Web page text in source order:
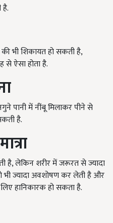
भी शिकायत हो सकती है,
ऐसा होता है.
पानी में नींबू मिलाकर पीने से
है.
है, लेकिन शरीर में जरूरत से ज्यादा
भी ज्यादा अवशोषण कर लेती है और
हानिकारक हो सकता है.